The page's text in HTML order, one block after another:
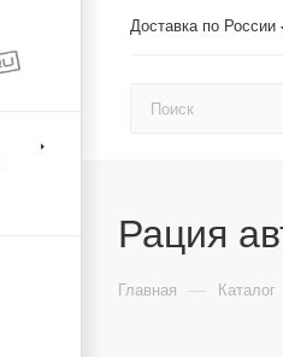
Доставка по России
Рация
Главная — Каталог